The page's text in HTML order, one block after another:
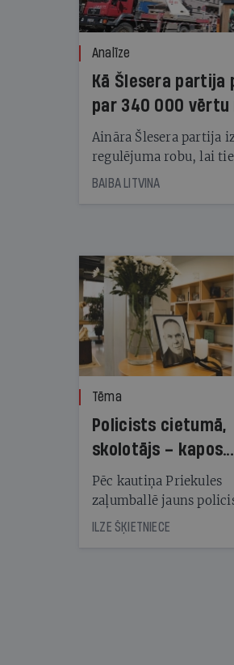
Analīze
Kā Šlesera partija
par 340 000 vērtu
kampaņu
Aināra Šlesera partija
regulējuma robu, lai
starta izreklamētos par
BAIBA LITVINA
Tēma
Policists cietumā,
skolotājs – kapos.
Reibuma cena
Pēc kautiņa Priekules
zaļumballē jauns
nonācis cietumā, bet
cienījams pedagogs —
ILZE ŠĶIETNIECE